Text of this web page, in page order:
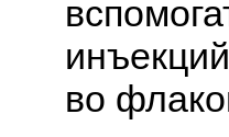
инъекций
во